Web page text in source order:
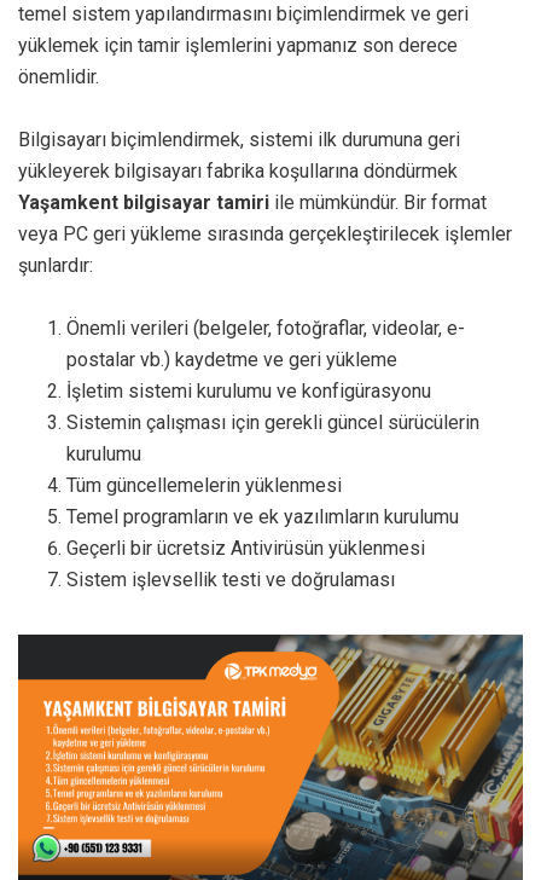
temel sistem yapılandırmasını biçimlendirmek ve geri
yüklemek için tamir işlemlerini yapmanız son derece
önemlidir.
Bilgisayarı biçimlendirmek, sistemi ilk durumuna geri
yükleyerek bilgisayarı fabrika koşullarına döndürmek
Yaşamkent bilgisayar tamiri ile mümkündür. Bir format
veya PC geri yükleme sırasında gerçekleştirilecek işlemler
şunlardır:
Önemli verileri (belgeler, fotoğraflar, videolar, e-
postalar vb.) kaydetme ve geri yükleme
İşletim sistemi kurulumu ve konfigürasyonu
Sistemin çalışması için gerekli güncel sürücülerin
kurulumu
Tüm güncellemelerin yüklenmesi
Temel programların ve ek yazılımların kurulumu
Geçerli bir ücretsiz Antivirüsün yüklenmesi
Sistem işlevsellik testi ve doğrulaması